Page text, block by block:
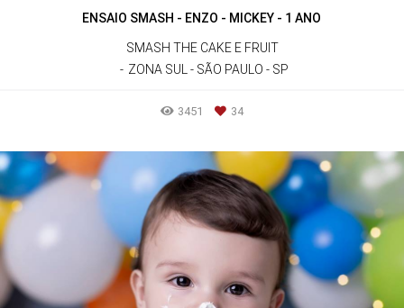
ENSAIO SMASH - ENZO - MICKEY - 1 ANO
SMASH THE CAKE E FRUIT
ZONA SUL - SÃO PAULO - SP
3451 34